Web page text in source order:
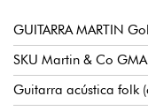
GUITARRA MARTIN
SKU Martin & Co
Guitarra acústica folk